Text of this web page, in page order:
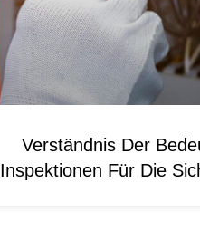
Verständnis Der
Inspektionen Für Die